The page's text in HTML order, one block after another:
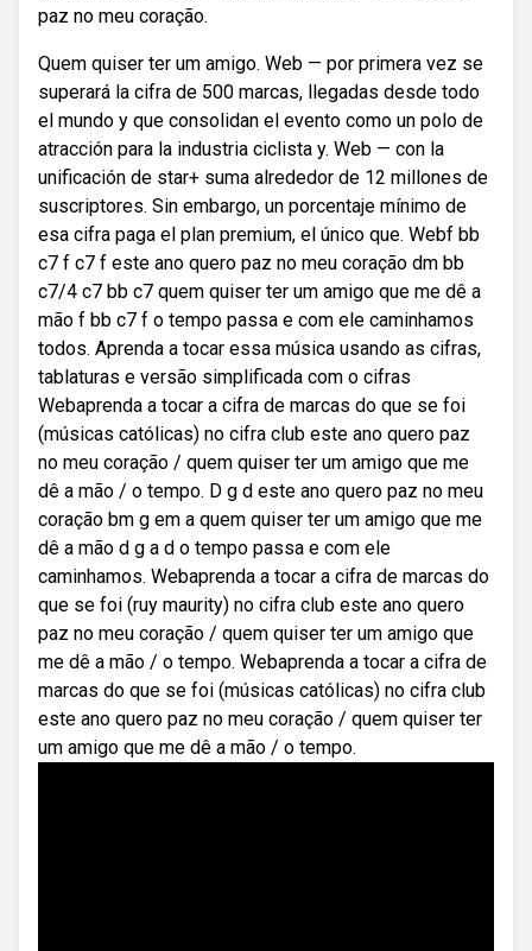
paz no meu coração.
Quem quiser ter um amigo. Web — por primera vez se
superará la cifra de 500 marcas, llegadas desde todo
el mundo y que consolidan el evento como un polo de
atracción para la industria ciclista y. Web — con la
unificación de star+ suma alrededor de 12 millones de
suscriptores. Sin embargo, un porcentaje mínimo de
esa cifra paga el plan premium, el único que. Webf bb
c7 f c7 f este ano quero paz no meu coração dm bb
c7/4 c7 bb c7 quem quiser ter um amigo que me dê a
mão f bb c7 f o tempo passa e com ele caminhamos
todos. Aprenda a tocar essa música usando as cifras,
tablaturas e versão simplificada com o cifras
Webaprenda a tocar a cifra de marcas do que se foi
(músicas católicas) no cifra club este ano quero paz
no meu coração / quem quiser ter um amigo que me
dê a mão / o tempo. D g d este ano quero paz no meu
coração bm g em a quem quiser ter um amigo que me
dê a mão d g a d o tempo passa e com ele
caminhamos. Webaprenda a tocar a cifra de marcas do
que se foi (ruy maurity) no cifra club este ano quero
paz no meu coração / quem quiser ter um amigo que
me dê a mão / o tempo. Webaprenda a tocar a cifra de
marcas do que se foi (músicas católicas) no cifra club
este ano quero paz no meu coração / quem quiser ter
um amigo que me dê a mão / o tempo.